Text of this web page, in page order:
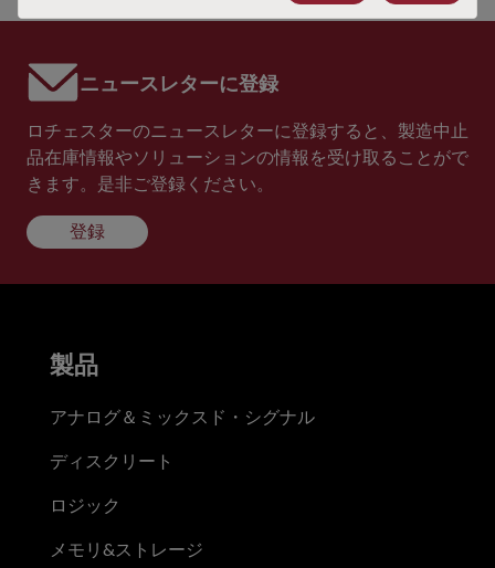
ニュースレターに登録
ロチェスターのニュースレターに登録すると、製造中止
品在庫情報やソリューションの情報を受け取ることがで
きます。是非ご登録ください。
登録
製品
アナログ＆ミックスド・シグナル
ディスクリート
ロジック
メモリ&ストレージ